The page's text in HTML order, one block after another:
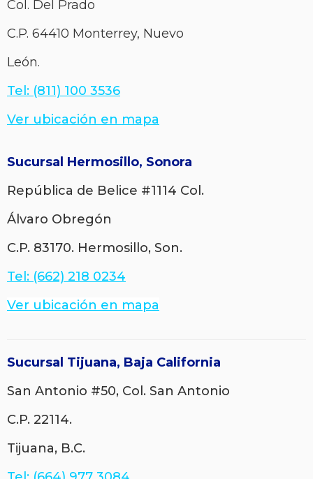
Col. Del Prado
C.P. 64410 Monterrey, Nuevo
León.
Tel: (811) 100 3536
Ver ubicación en mapa
Sucursal Hermosillo, Sonora
República de Belice #1114 Col.
Álvaro Obregón
C.P. 83170. Hermosillo, Son.
Tel: (662) 218 0234
Ver ubicación en mapa
Sucursal Tijuana, Baja California
San Antonio #50, Col. San Antonio
C.P. 22114.
Tijuana, B.C.